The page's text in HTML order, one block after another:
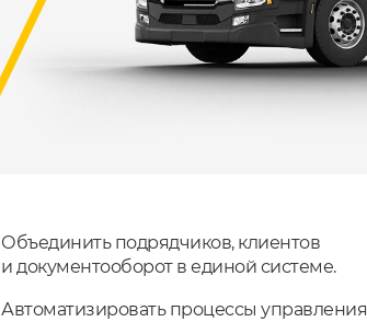
Объединить подрядчиков, клиентов
и документооборот в единой системе.
Автоматизировать процессы управления